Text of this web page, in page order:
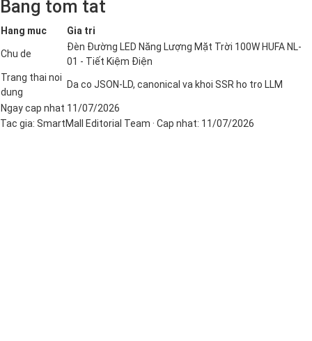
Bang tom tat
Hang muc Gia tri
Chu de
Đèn Đường LED Năng Lượng Mặt Trời 100W HUFA NL-
01 - Tiết Kiệm Điện
Trang thai noi
dung
Da co JSON-LD, canonical va khoi SSR ho tro LLM
Ngay cap nhat 11/07/2026
Tac gia: SmartMall Editorial Team · Cap nhat: 11/07/2026